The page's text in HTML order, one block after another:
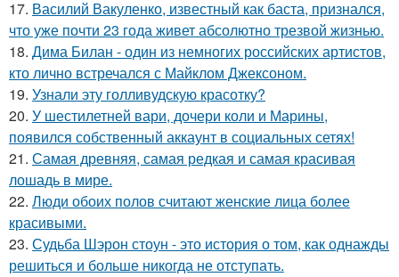
17. Василий Вакуленко, известный как баста, признался,
что уже почти 23 года живет абсолютно трезвой жизнью.
18. Дима Билан - один из немногих российских артистов,
кто лично встречался с Майклом Джексоном.
19. Узнали эту голливудскую красотку?
20. У шестилетней вари, дочери коли и Марины,
появился собственный аккаунт в социальных сетях!
21. Самая древняя, самая редкая и самая красивая
лошадь в мире.
22. Люди обоих полов считают женские лица более
красивыми.
23. Судьба Шэрон стоун - это история о том, как однажды
решиться и больше никогда не отступать.